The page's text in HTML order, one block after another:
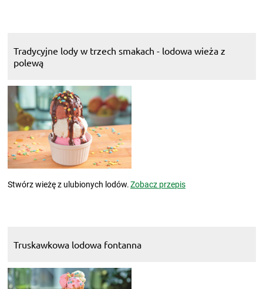
Tradycyjne lody w trzech smakach - lodowa wieża z
polewą
Stwórz wieżę z ulubionych lodów.Zobacz przepis
Truskawkowa lodowa fontanna